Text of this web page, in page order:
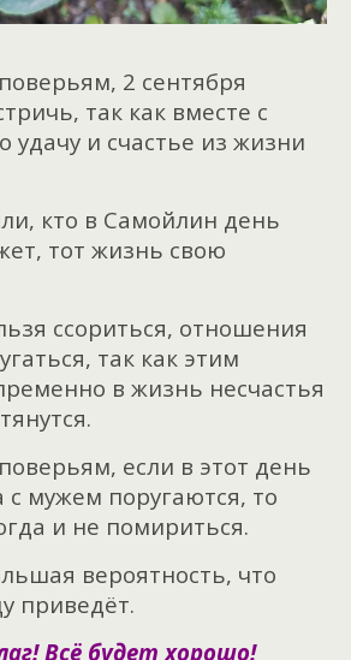
2 сентября
так как вместе с
удачу и счастье из жизни
кто в Самойлин день
тот жизнь свою
ссориться, отношения
так как этим
в жизнь несчастья
если в этот день
с мужем поругаются, то
и не помириться.
вероятность, что
приведёт.
Всё будет хорошо!